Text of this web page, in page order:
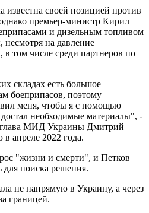
известна своей позицией против
премьер-министр Кирил
и дизельным топливом
на давление
в том числе среди партнеров по
складах есть большое
боеприпасов, поэтому
меня, чтобы я с помощью
необходимые материалы", -
глава МИД Украины Дмитрий
апреле 2022 года.
"жизни и смерти", и Петков
поиска решения.
не напрямую в Украину, а через
границей.